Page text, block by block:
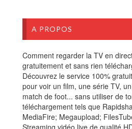
A PROPOS
Comment regarder la TV en
gratuitement et sans rien
Découvrez le service 100%
pour voir un film, une série TV,
match de foot... sans utiliser de
téléchargement tels que
MediaFire; Megaupload;
Streaming vidéo live de qualité